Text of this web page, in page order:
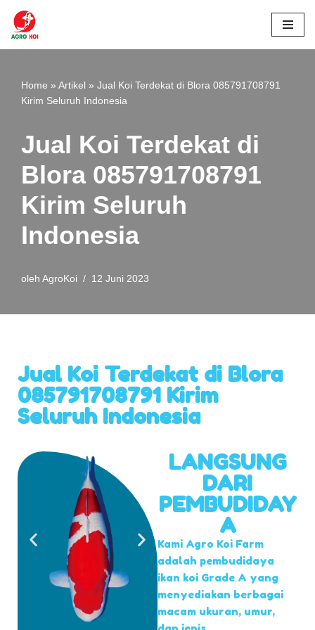
Lompat
Home » Artikel » Jual Koi Terdekat di Blora 085791708791
Kirim Seluruh Indonesia
Jual Koi Terdekat di
Blora 085791708791
Kirim Seluruh
Indonesia
oleh AgroKoi 12 Juni 2023
Jual Koi Terdekat di Blora
085791708791 Kirim
Seluruh Indonesia
LANGSUNG
DARI
PEMBUDIDAY
A
Kami Agro Koi Farm
adalah pembudidaya
ikan koi Grade A yang
menyediakan berbagai
macam ukuran, umur,